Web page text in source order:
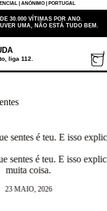
| ANÓNIMO | PORTUGAL
30.000 VÍTIMAS POR ANO.
UMA, NÃO ESTÁ TUDO BEM.
liga 112.